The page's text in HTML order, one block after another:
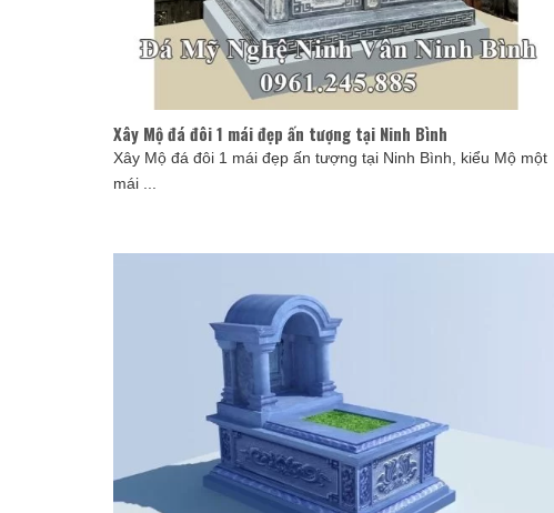
Xây Mộ đá đôi 1 mái đẹp ấn tượng tại Ninh Bình
Xây Mộ đá đôi 1 mái đẹp ấn tượng tại Ninh Bình, kiểu Mộ một
mái ...